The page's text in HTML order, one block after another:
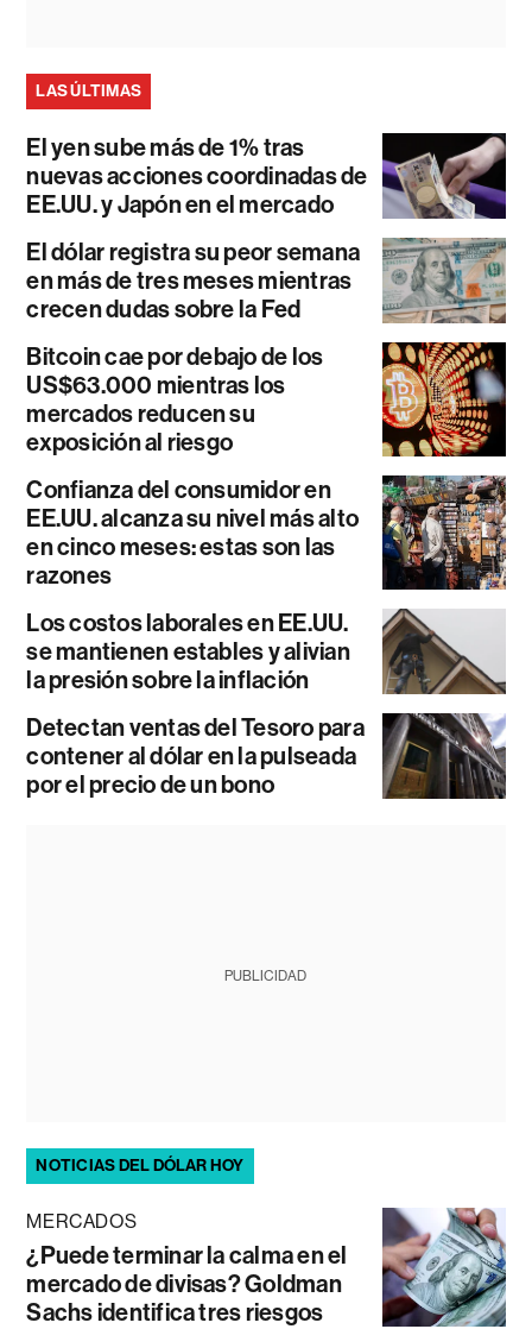
LAS ÚLTIMAS
El yen sube más de 1% tras
nuevas acciones coordinadas de
EE.UU. y Japón en el mercado
El dólar registra su peor semana
en más de tres meses mientras
crecen dudas sobre la Fed
Bitcoin cae por debajo de los
US$63.000 mientras los
mercados reducen su
exposición al riesgo
Confianza del consumidor en
EE.UU. alcanza su nivel más alto
en cinco meses: estas son las
razones
Los costos laborales en EE.UU.
se mantienen estables y alivian
la presión sobre la inflación
Detectan ventas del Tesoro para
contener al dólar en la pulseada
por el precio de un bono
PUBLICIDAD
NOTICIAS DEL DÓLAR HOY
MERCADOS
¿Puede terminar la calma en el
mercado de divisas? Goldman
Sachs identifica tres riesgos